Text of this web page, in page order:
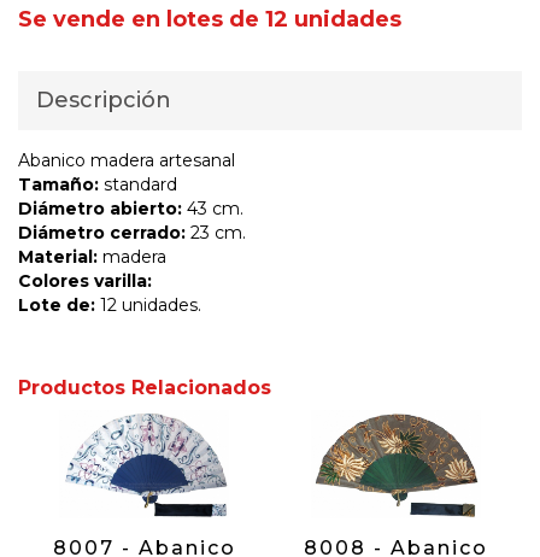
Se vende en lotes de 12 unidades
Descripción
Abanico madera artesanal
Tamaño: standard
Diámetro abierto: 43 cm.
Diámetro cerrado: 23 cm.
Material: madera
Colores varilla:
Lote de: 12 unidades.
Productos Relacionados
8007 - Abanico
8008 - Abanico